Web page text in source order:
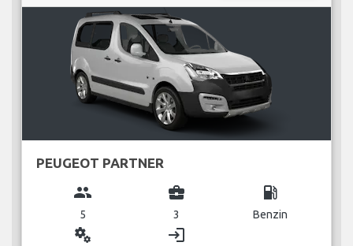
PEUGEOT PARTNER
group
5
business_center
3
local_gas_station
Benzin
miscellaneous_services login